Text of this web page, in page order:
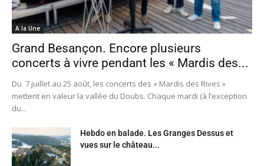
A la Une
Grand Besançon. Encore plusieurs
concerts à vivre pendant les « Mardis des...
Du 7 juillet au 25 août, les concerts des « Mardis des Rives »
mettent en valeur la vallée du Doubs. Chaque mardi (à l’exception
du...
Hebdo en balade. Les Granges Dessus et
vues sur le château...